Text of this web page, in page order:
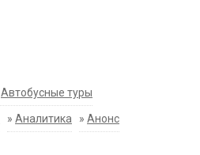
Автобусные туры
» Аналитика » Анонс